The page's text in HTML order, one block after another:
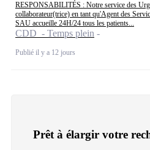
RESPONSABILITÉS : Notre service des
collaborateur(trice) en tant qu'Agent des
SAU accueille 24H/24 tous les patients...
CDD - Temps plein
Publié il y a 12 jours
Prêt à élargir votre